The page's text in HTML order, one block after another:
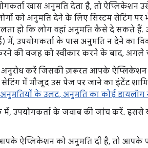
खास अनुमति देता है, तो ऐप्लिकेशन
को अनुमति देने के लिए सिस्टम सेटिंग पर
हो कि लोग वहां अनुमति कैसे दे सकते हैं.
उपयोगकर्ता के पास अनुमति न देने का
की वजह को स्वीकार करने के बाद, अगले
करें जिसकी ज़रूरत आपके ऐप्लिकेशन
में मौजूद उस पेज पर जाने का इंटेंट
के उलट, अनुमति का कोई डायलॉग
में, उपयोगकर्ता के जवाब की जांच करें. इससे
ऐप्लिकेशन को अनुमति दी है, तो आपके